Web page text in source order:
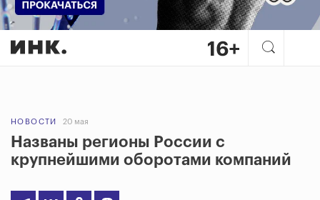
НОВОСТИ 20 мая
Названы регионы России с
крупнейшими оборотами компаний